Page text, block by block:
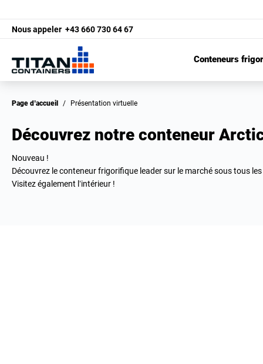
Nous appeler +43 660 730 64 67
Conteneurs
Page d’accueil / Présentation virtuelle
Découvrez notre conteneur
Nouveau !
Découvrez le conteneur frigorifique leader sur le marché sous tous
Visitez également l’intérieur !